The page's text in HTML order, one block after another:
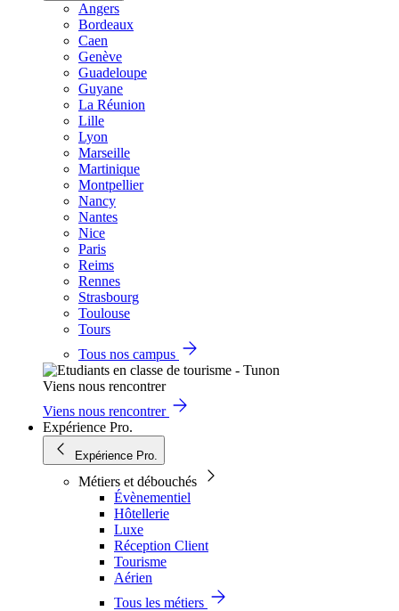
Angers
Bordeaux
Caen
Genève
Guadeloupe
Guyane
La Réunion
Lille
Lyon
Marseille
Martinique
Montpellier
Nancy
Nantes
Nice
Paris
Reims
Rennes
Strasbourg
Toulouse
Tours
Tous nos campus
Viens nous rencontrer
Viens nous rencontrer
Expérience Pro.
Expérience Pro.
Métiers et débouchés
Évènementiel
Hôtellerie
Luxe
Réception Client
Tourisme
Aérien
Tous les métiers